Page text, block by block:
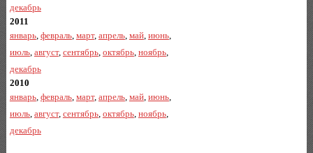
декабрь
2011
январь, февраль, март, апрель, май, июнь,
июль, август, сентябрь, октябрь, ноябрь,
декабрь
2010
январь, февраль, март, апрель, май, июнь,
июль, август, сентябрь, октябрь, ноябрь,
декабрь